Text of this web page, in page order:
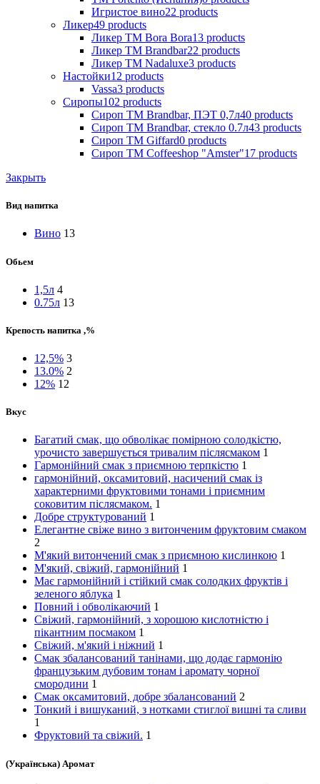
Игристое вино22 products
Ликер49 products
Ликер ТМ Bora Bora13 products
Ликер ТМ Brandbar22 products
Ликер ТМ Nadaluxe3 products
Настойки12 products
Vassa3 products
Сиропы102 products
Сироп TM Brandbar, ПЭТ 0,7л40 products
Сироп TM Brandbar, стекло 0.7л43 products
Сироп TM Giffard0 products
Сироп TM Coffeeshop "Amster"17 products
Закрыть
Вид напитка
Вино 13
Обьем
1,5л 4
0.75л 13
Крепость напитка ,%
12,5% 3
13.0% 2
12% 12
Вкус
Багатий смак, що обволікає помірною солодкістю,
урочисто завершується тривалим післясмаком 1
Гармонійний смак з приємною терпкістю 1
гармонійний, оксамитовий, насичений смак із
характерними фруктовими тонами і приємним
соковитим післясмаком. 1
Добре структурований 1
Елегантне свіже вино з витонченим фруктовим смаком
2
М'який витончений смак з приємною кислинкою 1
М'який, свіжий, гармонійний 1
Має гармонійний і стійкий смак солодких фруктів і
зеленого яблука 1
Повний і обволікаючий 1
Свіжий, гармонійний, з хорошою кислотністю і
пікантним посмаком 1
Свіжий, м'який і ніжний 1
Смак збалансований танінами, що додає гармонію
французьким дубовим тонам і аромату чорної
смородини 1
Смак оксамитовий, добре збалансований 2
Тонкий і вишуканий, з нотками стиглої вишні та сливи
1
Фруктовий та свіжий. 1
(Українська) Аромат